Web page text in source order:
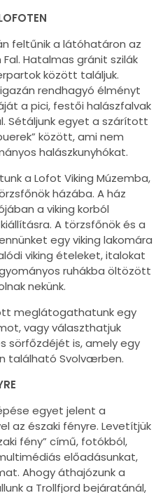
feltűnik a látóhatáron az
Hatalmas gránit szilák
között találjuk.
rendhagyó élményt
a pici, festői halászfalvak
Sétáljunk egyet a szárított
között, ami nem
halászkunyhókat.
a Lofot Viking Múzemba,
házába. A ház
a viking korból
A törzsfőnök és a
egy viking lakomára
viking ételeket, italokat
ruhákba öltözött
nekünk.
meglátogathatunk egy
vagy választhatjuk
sörfőzdéjét is, amely egy
található Svolværben.
egyet jelent a
az északi fényre. Levetítjük
fény” című, fotókból,
előadásunkat,
Ahogy áthajózunk a
a Trollfjord bejáratánál,